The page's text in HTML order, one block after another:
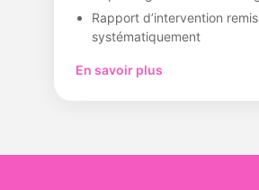
Rapport d’intervention remis
systématiquement
En savoir plus